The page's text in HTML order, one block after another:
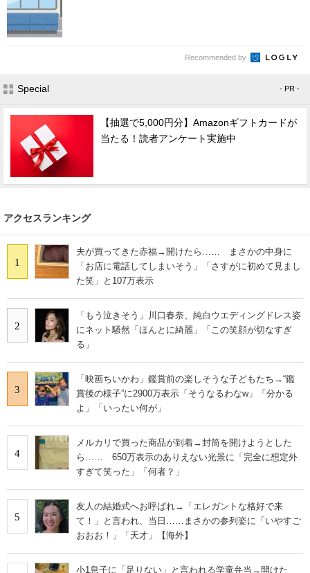
Recommended by
Special - PR -
【抽選で5,000円分】Amazonギフトカードが
当たる！読者アンケート実施中
アクセスランキング
1
夫が買ってきた赤福→開けたら…… まさかの中身に
「お店に電話してしまいそう」「さすがに初めて見まし
た笑」と107万表示
2
「もう泣きそう」川口春奈、純白ウエディングドレス姿
にネット騒然「ほんとに綺麗」「この笑顔が切なすぎ
る」
3
「映画ちいかわ」鑑賞前の楽しそうな子どもたち→“鑑
賞後の様子”に2900万表示「そうなるわなw」「分かる
よ」「いったい何が」
4
メルカリで買った商品が到着→封筒を開けようとした
ら…… 650万表示のありえない光景に「完全に想定外
すぎて笑った」「何者？」
5
友人の結婚式へお呼ばれ→「エレガントな格好で来
て！」と言われ、当日……まさかの参列姿に「いやすご
おおお！」「天才」【海外】
小1息子に「足りない」と言われる学童弁当→開けた